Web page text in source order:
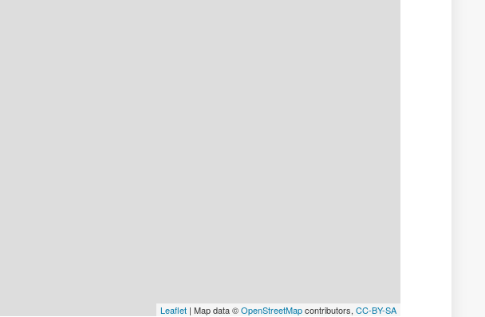
Leaflet| Map data ©OpenStreetMapcontributors, CC-BY-SA